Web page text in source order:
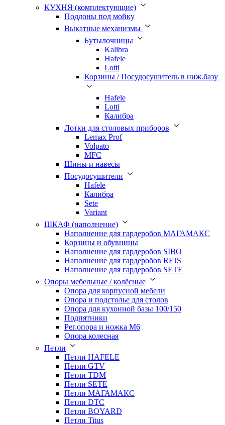
КУХНЯ (комплектующие)
Поддоны под мойку
Выкатные механизмы
Бутылочницы
Kalibra
Hafele
Lotti
Корзины / Посудосушитель в ниж.базу
Hafele
Lotti
Калибра
Лотки для столовых приборов
Lemax Prof
Volpato
MFC
Шины и навесы
Посудосушители
Hafele
Калибра
Sete
Variant
ШКАФ (наполнение)
Наполнение для гардеробов МАГАМАКС
Корзины и обувницы
Наполнение для гардеробов SIBO
Наполнение для гардеробов REJS
Наполнение для гардеробов SETE
Опоры мебельные / колёсные
Опора для корпусной мебели
Опора и подстолье для столов
Опора для кухонной базы 100/150
Подпятники
Рег.опора и ножка М6
Опора колесная
Петли
Петли HAFELE
Петли GTV
Петли TDM
Петли SETE
Петли МАГАМАКС
Петли DTC
Петли BOYARD
Петли Titus